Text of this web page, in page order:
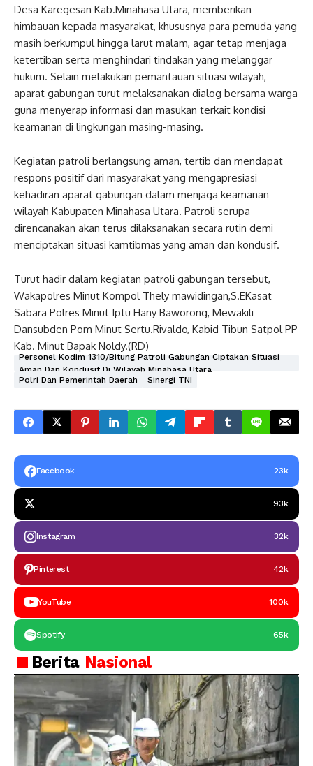
Desa Karegesan Kab.Minahasa Utara, memberikan
himbauan kepada masyarakat, khususnya para pemuda yang
masih berkumpul hingga larut malam, agar tetap menjaga
ketertiban serta menghindari tindakan yang melanggar
hukum. Selain melakukan pemantauan situasi wilayah,
aparat gabungan turut melaksanakan dialog bersama warga
guna menyerap informasi dan masukan terkait kondisi
keamanan di lingkungan masing-masing.
Kegiatan patroli berlangsung aman, tertib dan mendapat
respons positif dari masyarakat yang mengapresiasi
kehadiran aparat gabungan dalam menjaga keamanan
wilayah Kabupaten Minahasa Utara. Patroli serupa
direncanakan akan terus dilaksanakan secara rutin demi
menciptakan situasi kamtibmas yang aman dan kondusif.
Turut hadir dalam kegiatan patroli gabungan tersebut,
Wakapolres Minut Kompol Thely mawidingan,S.EKasat
Sabara Polres Minut Iptu Hany Baworong, Mewakili
Dansubden Pom Minut Sertu.Rivaldo, Kabid Tibun Satpol PP
Kab. Minut Bapak Noldy.(RD)
Personel Kodim 1310/Bitung Patroli Gabungan Ciptakan Situasi
Aman Dan Kondusif Di Wilayah Minahasa Utara
Polri Dan Pemerintah Daerah
Sinergi TNI
Facebook 23k
93k
Instagram 32k
Pinterest 42k
YouTube 100k
Spotify 65k
Berita Nasional